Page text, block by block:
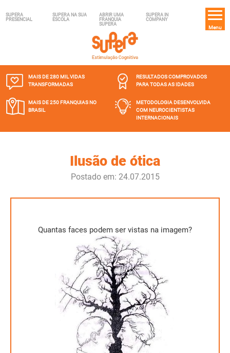
SUPERA
PRESENCIAL
SUPERA NA SUA
ESCOLA
ABRIR UMA
FRANQUIA
SUPERA
SUPERA IN
COMPANY
Menu
MAIS DE 280 MILVIDAS
TRANSFORMADAS
RESULTADOS COMPROVADOS
PARA TODAS AS IDADES
MAIS DE 250 FRANQUIASNO
BRASIL
METODOLOGIA DESENVOLVIDA
COM NEUROCIENTISTAS
INTERNACIONAIS
Ilusão de ótica
Postado em: 24.07.2015
Quantas faces podem ser vistas na imagem?
Dez faces.